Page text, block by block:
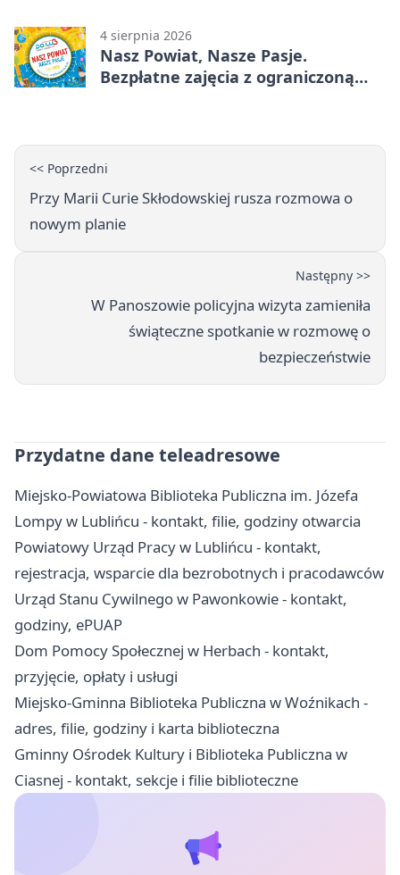
4 sierpnia 2026
Nasz Powiat, Nasze Pasje.
Bezpłatne zajęcia z ograniczoną
<< Poprzedni
Przy Marii Curie Skłodowskiej rusza rozmowa o
nowym planie
Następny >>
W Panoszowie policyjna wizyta zamieniła
świąteczne spotkanie w rozmowę o
bezpieczeństwie
Przydatne dane teleadresowe
Miejsko-Powiatowa Biblioteka Publiczna im. Józefa
Lompy w Lublińcu - kontakt, filie, godziny otwarcia
Powiatowy Urząd Pracy w Lublińcu - kontakt,
rejestracja, wsparcie dla bezrobotnych i pracodawców
Urząd Stanu Cywilnego w Pawonkowie - kontakt,
godziny, ePUAP
Dom Pomocy Społecznej w Herbach - kontakt,
przyjęcie, opłaty i usługi
Miejsko-Gminna Biblioteka Publiczna w Woźnikach -
adres, filie, godziny i karta biblioteczna
Gminny Ośrodek Kultury i Biblioteka Publiczna w
Ciasnej - kontakt, sekcje i filie biblioteczne